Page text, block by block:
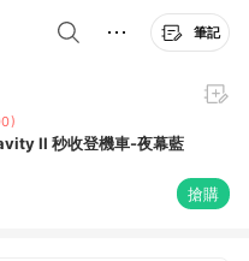
筆記
II 秒收登機車-夜幕藍
搶購